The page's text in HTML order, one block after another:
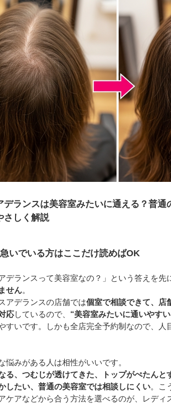
デランスは美容室みたいに通える？普
さしく解説
いでいる方はここだけ読めばOK
デランスって美容室なの？」という答えを先
せん。
アデランスの店舗では個室で相談できて、店
応しているので、 “美容室みたいに通いやす
すいです。しかも全店完全予約制なので、人
悩みがある人は相性がいいです。
る、つむじが透けてきた、トップがぺたんと
したい、普通の美容室では相談しにくい。こ
ケアなどから合う方法を選べるのが、レディ